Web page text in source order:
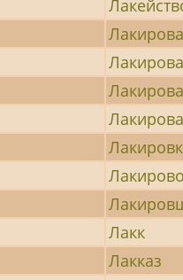
Лакк
Лакказ